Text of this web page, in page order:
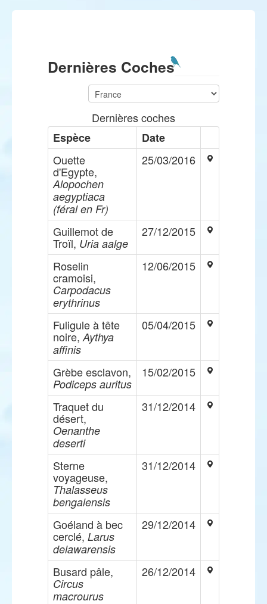
Dernières Coches
Dernières coches
Espèce
Date
Ouette
d'Egypte,
Alopochen
aegyptiaca
(féral en Fr)
25/03/2016
Guillemot de
Troïl, Uria aalge
27/12/2015
Roselin
cramoisi,
Carpodacus
erythrinus
12/06/2015
Fuligule à tête
noire, Aythya
affinis
05/04/2015
Grèbe esclavon,
Podiceps auritus
15/02/2015
Traquet du
désert,
Oenanthe
deserti
31/12/2014
Sterne
voyageuse,
Thalasseus
bengalensis
31/12/2014
Goéland à bec
cerclé, Larus
delawarensis
29/12/2014
Busard pâle,
Circus
macrourus
26/12/2014